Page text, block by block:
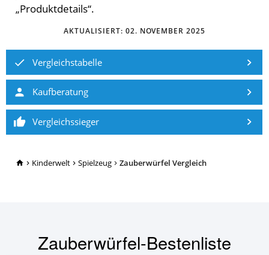
TopRatgeber24.de
Kinderwelt Spielzeug Zauberwürfel Vergleich
„Pro­dukt­de­tails“.
AKTUALISIERT: 02. NOVEMBER 2025
Vergleichstabelle
Kaufberatung
Vergleichssieger
Zauberwürfel-Bestenliste